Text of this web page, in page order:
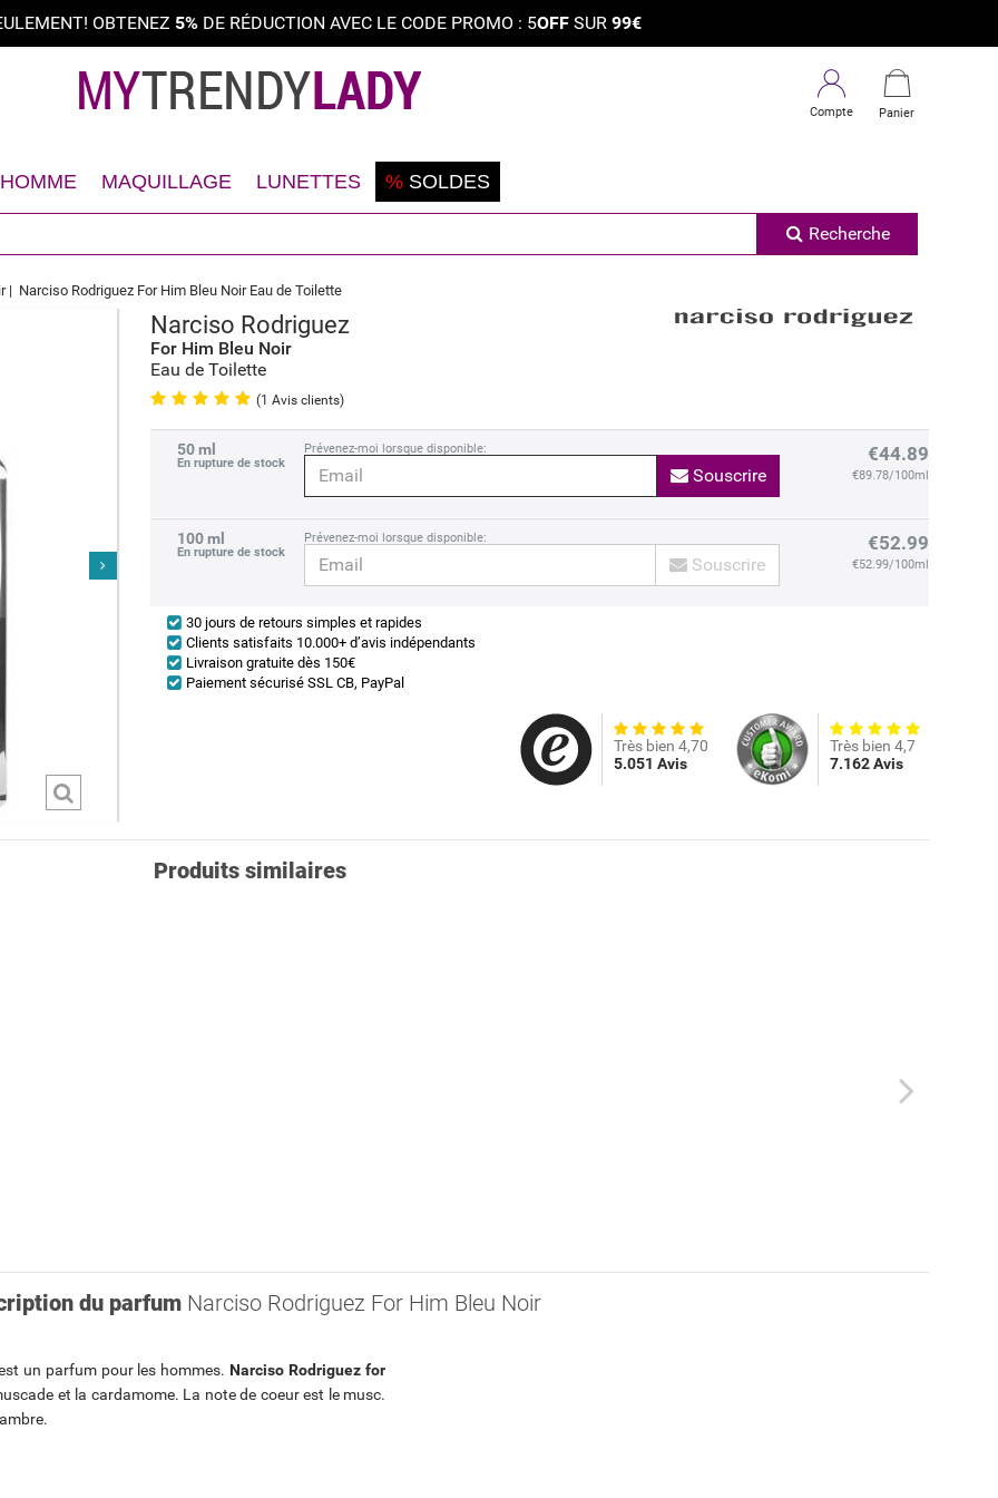
OBTENEZ 5%DE RÉDUCTION AVEC LE CODE PROMO : 5OFFSUR 99€
Compte Panier
HOMME
Rasage
Déodorant
Visage
MAQUILLAGE
Teint
Yeux
Lèvres
Ongles
LUNETTES
Lunettes solaires
Lunettes optiques
% SOLDES
Recherche
Narciso Rodriguez For Him Bleu Noir Eau de Toilette
EN RUPTURE DE STOCK
next
Narciso Rodriguez
For Him Bleu Noir
Eau de Toilette
(1 Avis clients)
50 ml
En rupture de stock
Prévenez-moi lorsque disponible:
Souscrire
€44.89
€89.78/100ml
100 ml
En rupture de stock
Prévenez-moi lorsque disponible:
Souscrire
€52.99
€52.99/100ml
30 jours de retours simples et rapides
Clients satisfaits 10.000+ d’avis indépendants
Livraison gratuite dès 150€
Paiement sécurisé SSL CB, PayPal
Très bien 4,70
5.051 Avis
Très bien 4,7
7.162 Avis
Produits similaires
du parfum Narciso Rodriguez For Him Bleu Noir
un parfum pour les hommes.Narciso Rodriguez for
et la cardamome. La note de coeur est le musc.